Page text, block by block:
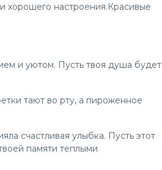
хорошего настроения.Красивые
и уютом. Пусть твоя душа будет
тают во рту, а пироженное
счастливая улыбка. Пусть этот
памяти теплыми